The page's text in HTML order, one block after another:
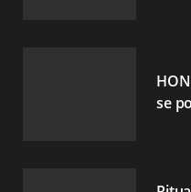
se